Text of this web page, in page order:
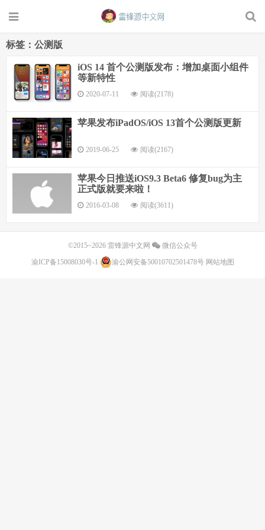
标签：公测版
iOS 14 首个公测版发布：增加桌面小组件
等新特性
2020-07-11 阅读(2178)
苹果发布iPadOS/iOS 13首个公测版更新
2019-06-25 阅读(2167)
苹果今日推送iOS9.3 Beta6 修复bug为主
正式版就要来啦！
2016-03-08 阅读(3611)
©2015~2026 雷锋源中文网 微信公众号
渝ICP备15008030号-1 渝公网安备50010702501478号 网站地图